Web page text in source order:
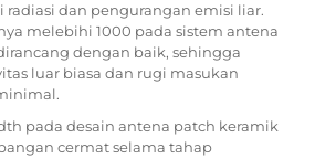
radiasi dan pengurangan emisi liar.
melebihi 1000 pada sistem antena
dengan baik, sehingga
luar biasa dan rugi masukan
pada desain antena patch keramik
cermat selama tahap